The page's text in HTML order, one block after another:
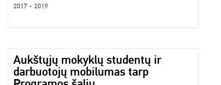
2017 - 2019
Aukštųjų mokyklų studentų ir
darbuotojų mobilumas tarp